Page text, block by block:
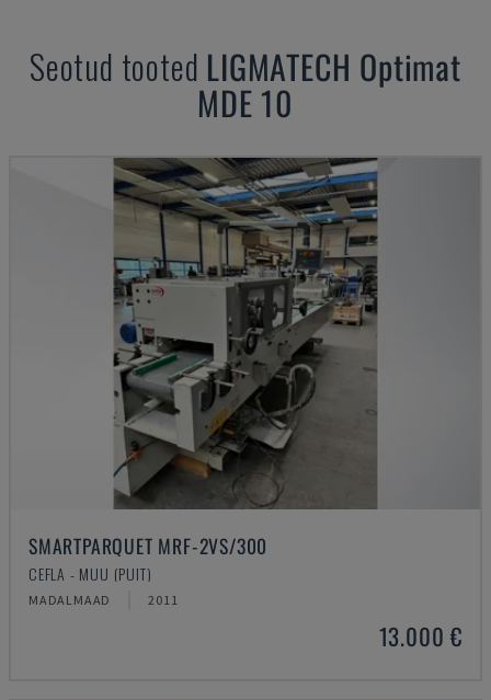
Seotud tooted LIGMATECH Optimat
MDE 10
SMARTPARQUET MRF-2VS/300
CEFLA - MUU (PUIT)
MADALMAAD 2011
13.000 €